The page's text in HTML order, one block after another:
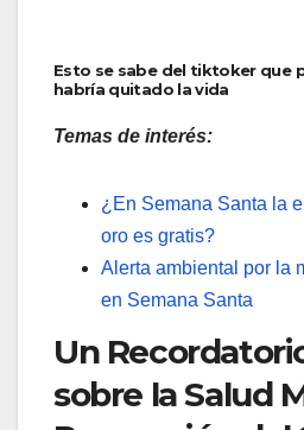
Esto se sabe del tiktoker que
habría quitado la vida
Temas de interés:
¿En Semana Santa la
oro es gratis?
Alerta ambiental por la
en Semana Santa
Un
sobre la Salud